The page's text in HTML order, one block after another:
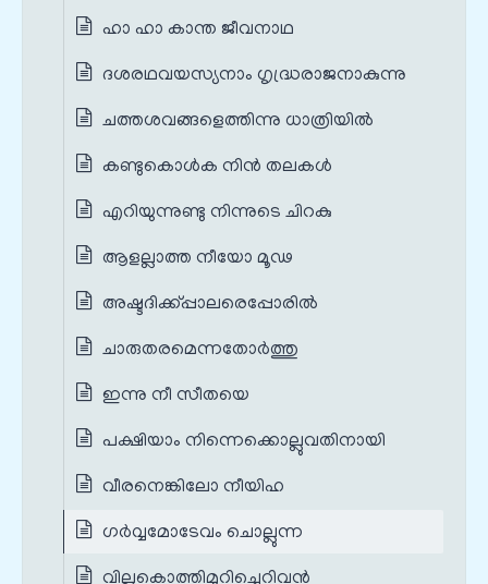
ഹാ ഹാ കാന്ത ജീവനാഥ
ദശരഥവയസ്യനാം ഗൃദ്ധ്രരാജനാകുന്നു
ചത്തശവങ്ങളെത്തിന്നു ധാത്രിയില്‍
കണ്ടുകൊൾക നിൻ തലകൾ
എറിയുന്നുണ്ടു നിന്നുടെ ചിറകു
ആളല്ലാത്ത നീയോ മൂഢ
അഷ്ടദിക്ക്പ്പാലരെപ്പോരിൽ
ചാരുതരമെന്നതോർത്തു
ഇന്നു നീ സീതയെ
പക്ഷിയാം നിന്നെക്കൊല്ലുവതിനായി
വീരനെങ്കിലോ നീയിഹ
ഗർവ്വമോടേവം ചൊല്ലുന്ന
വില്ലുകൊത്തിമുറിച്ചെറിവൻ